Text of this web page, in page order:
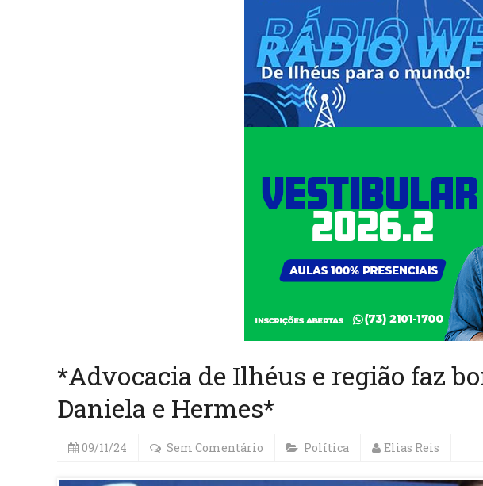
*Advocacia de Ilhéus e região faz
Daniela e Hermes*
09/11/24 Sem Comentário Política Elias Reis